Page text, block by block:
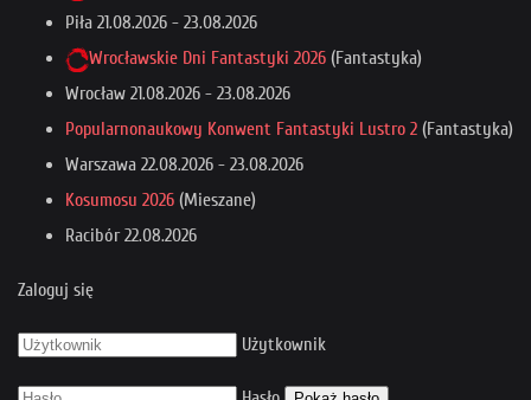
Piła 21.08.2026 - 23.08.2026
Wrocławskie Dni Fantastyki 2026 (Fantastyka)
Wrocław 21.08.2026 - 23.08.2026
Popularnonaukowy Konwent Fantastyki Lustro 2 (Fantastyka)
Warszawa 22.08.2026 - 23.08.2026
Kosumosu 2026 (Mieszane)
Racibór22.08.2026
Zaloguj się
Użytkownik